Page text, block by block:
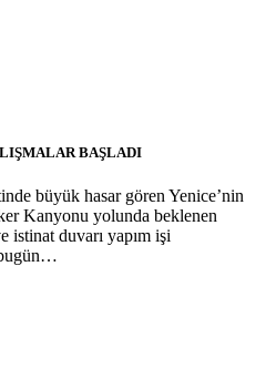
BAŞLADI
büyük hasar gören Yenice’nin
Kanyonu yolunda beklenen
istinat duvarı yapım işi